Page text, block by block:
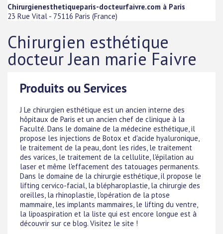
Chirurgienesthetiqueparis-docteurfaivre.com à Paris
23 Rue Vital - 75116 Paris (France)
Chirurgien esthétique
docteur Jean marie Faivre
Produits ou Services
J Le chirurgien esthétique est un ancien interne des
hôpitaux de Paris et un ancien chef de clinique à la
Faculté. Dans le domaine de la médecine esthétique, il
propose les injections de Botox et d'acide hyaluronique,
le traitement de la peau, dont les rides, le traitement
des varices, le traitement de la cellulite, l'épilation au
laser et même l'effacement des tatouages permanents.
Dans le domaine de la chirurgie esthétique, il propose le
lifting cervico-facial, la blépharoplastie, la chirurgie des
oreilles, la rhinoplastie, l'opération de la ptose
mammaire, les implants mammaires, le lifting du ventre,
la lipoaspiration et la liste qui est encore longue est à
découvrir sur ce blog. Visitez le site !